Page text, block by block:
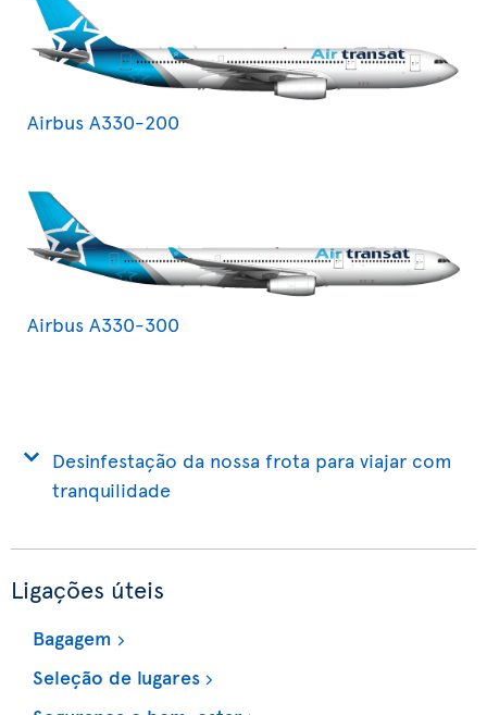
Airbus A330-200
Airbus A330-300
Desinfestação da nossa frota para viajar com
tranquilidade
Ligações úteis
Bagagem
Seleção de lugares